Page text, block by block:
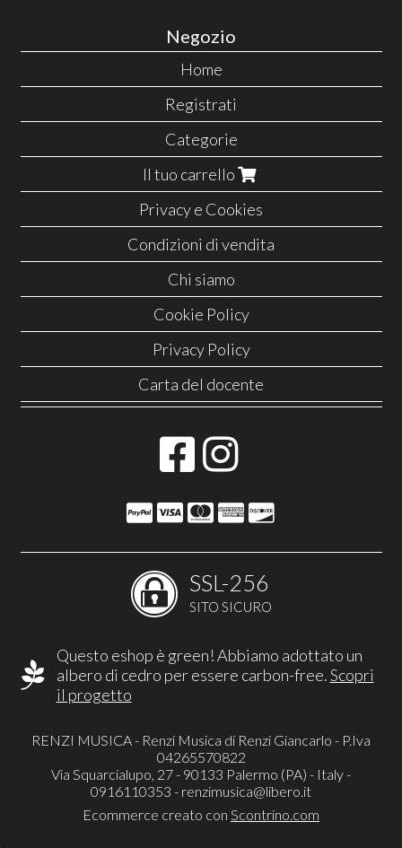
Negozio
Home
Registrati
Categorie
Il tuo carrello
Privacy e Cookies
Condizioni di vendita
Chi siamo
Cookie Policy
Privacy Policy
Carta del docente
SSL-256
SITO SICURO
Questo eshop è green! Abbiamo adottato un
albero di cedro per essere carbon-free.Scopri
il progetto
RENZI MUSICA - Renzi Musica di Renzi Giancarlo - P.Iva
04265570822
Via Squarcialupo, 27 - 90133 Palermo (PA) - Italy -
0916110353 - renzimusica@libero.it
Ecommerce creato con Scontrino.com